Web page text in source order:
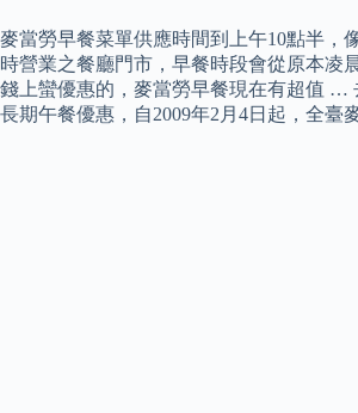
麥當勞早餐菜單供應時間到上午10點半，
時營業之餐廳門市，早餐時段會從原本凌
錢上蠻優惠的，麥當勞早餐現在有超值 …
長期午餐優惠，自2009年2月4日起，全